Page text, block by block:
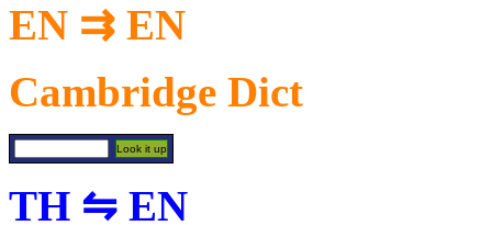
EN ⇉ EN
Cambridge Dict
TH ⇋ EN